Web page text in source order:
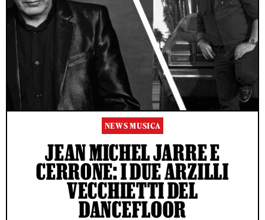
NEWS MUSICA
JEAN MICHEL JARRE E
CERRONE: I DUE ARZILLI
VECCHIETTI DEL
DANCEFLOOR